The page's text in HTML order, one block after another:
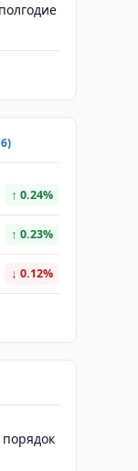
↑ 0.24%
↑ 0.23%
↓ 0.12%